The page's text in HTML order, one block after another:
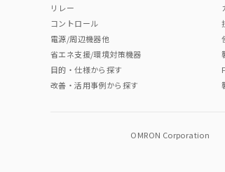
"対応済み"や非含有の記載がされた商
非含有品が必要な際は、弊社営業部門
リレー
コントロール
電源/周辺機器他
省エネ支援/環境対策機器
目的・仕様から探す
改善・活用事例から探す
OMRON Corporation